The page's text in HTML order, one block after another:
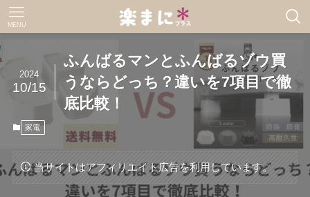
MENU
ふんばるマンとふんばるゾウ買
うならどっち？違いを7項目で徹
底比較！
2024
10/15
家電
当サイトはアフィリエイト広告を利用しています。